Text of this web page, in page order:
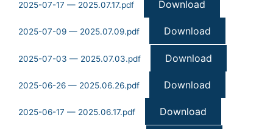
2025-07-17 — 2025.07.17.pdf Download
2025-07-09 — 2025.07.09.pdf Download
2025-07-03 — 2025.07.03.pdf Download
2025-06-26 — 2025.06.26.pdf Download
2025-06-17 — 2025.06.17.pdf Download